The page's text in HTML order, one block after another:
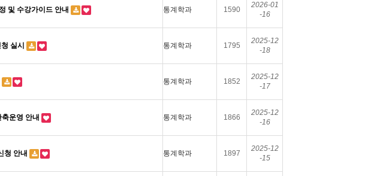
및 수강가이드 안내 통계학과 1590
2026-01
-16
실시 통계학과 1795
2025-12
-18
통계학과 1852
2025-12
-17
운영 안내 통계학과 1866
2025-12
-16
청 안내 통계학과 1897
2025-12
-15